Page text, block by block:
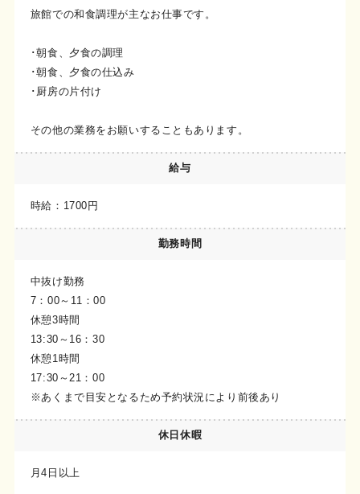
旅館での和食調理が主なお仕事です。
･朝食、夕食の調理
･朝食、夕食の仕込み
･厨房の片付け
その他の業務をお願いすることもあります。
給与
時給：1700円
勤務時間
中抜け勤務
7：00～11：00
休憩3時間
13:30～16：30
休憩1時間
17:30～21：00
※あくまで目安となるため予約状況により前後あり
休日休暇
月4日以上